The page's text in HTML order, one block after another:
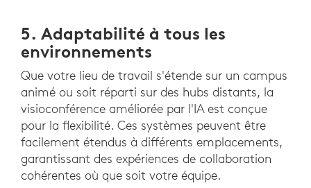
5. Adaptabilité à tous les
environnements
Que votre lieu de travail s'étende sur un campus
animé ou soit réparti sur des hubs distants, la
visioconférence améliorée par l'IA est conçue
pour la flexibilité. Ces systèmes peuvent être
facilement étendus à différents emplacements,
garantissant des expériences de collaboration
cohérentes où que soit votre équipe.